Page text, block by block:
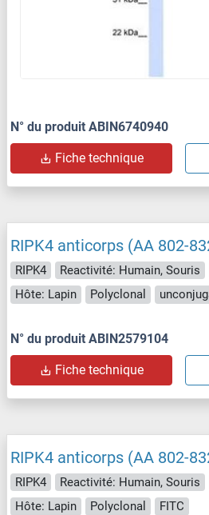
N° du produit ABIN6740940
Fiche technique
RIPK4 anticorps (AA 802-
RIPK4 Reactivité: Humain, Souris
Hôte: Lapin
Polyclonal
N° du produit ABIN2579104
Fiche technique
RIPK4 anticorps (AA 802-
RIPK4 Reactivité: Humain, Souris
Hôte: Lapin
Polyclonal FITC